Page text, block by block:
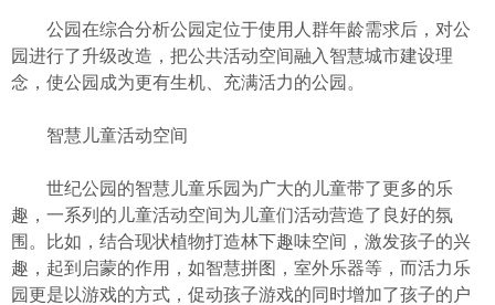
公园在综合分析公园定位于使用人群年龄需求后，对公
园进行了升级改造，把公共活动空间融入智慧城市建设理
念，使公园成为更有生机、充满活力的公园。
智慧儿童活动空间
世纪公园的智慧儿童乐园为广大的儿童带了更多的乐
趣，一系列的儿童活动空间为儿童们活动营造了良好的氛
围。比如，结合现状植物打造林下趣味空间，激发孩子的兴
趣，起到启蒙的作用，如智慧拼图，室外乐器等，而活力乐
园更是以游戏的方式，促动孩子游戏的同时增加了孩子的户